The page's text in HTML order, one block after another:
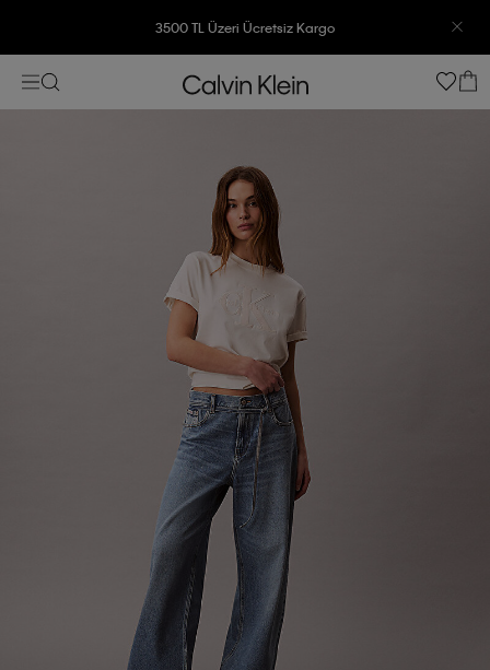
3500 TL Üzeri Ücretsiz Kargo
7500 TL Ve Üzeri Alışverişlerinizde 6 Taksit İmkanı